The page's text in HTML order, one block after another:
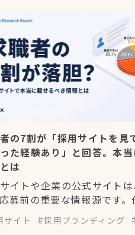
の7割が「採用サイトを見
た経験あり」と回答。本
は
イトや企業の公式サイトは
募前の重要な情報源です。
サイト 採用ブランディング